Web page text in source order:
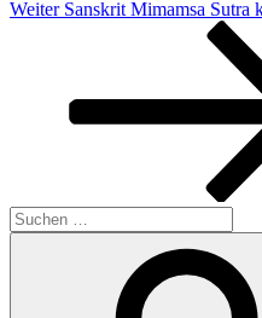
Nächster
Weiter Sanskrit Mimamsa Sutra
Suchen
nach: